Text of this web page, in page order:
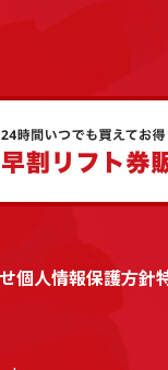
個人情報保護方針